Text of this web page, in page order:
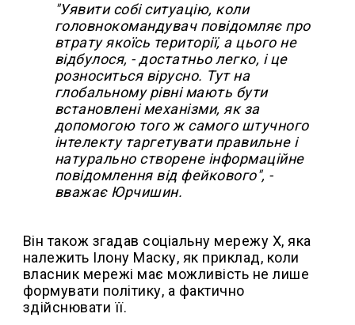
"Уявити собі ситуацію, коли
головнокомандувач повідомляє про
втрату якоїсь території, а цього не
відбулося, - достатньо легко, і це
розноситься вірусно. Тут на
глобальному рівні мають бути
встановлені механізми, як за
допомогою того ж самого штучного
інтелекту таргетувати правильне і
натурально створене інформаційне
повідомлення від фейкового", -
вважає Юрчишин.
Він також згадав соціальну мережу Х, яка
належить Ілону Маску, як приклад, коли
власник мережі має можливість не лише
формувати політику, а фактично
здійснювати її.